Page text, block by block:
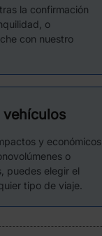
la confirmación
o
con nuestro
vehículos
y económicos
o
puedes elegir el
tipo de viaje.